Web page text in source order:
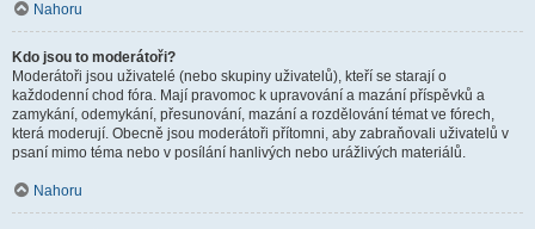
Nahoru
Kdo jsou to moderátoři?
Moderátoři jsou uživatelé (nebo skupiny uživatelů), kteří se starají o
každodenní chod fóra. Mají pravomoc k upravování a mazání příspěvků a
zamykání, odemykání, přesunování, mazání a rozdělování témat ve fórech,
která moderují. Obecně jsou moderátoři přítomni, aby zabraňovali uživatelů v
psaní mimo téma nebo v posílání hanlivých nebo urážlivých materiálů.
Nahoru